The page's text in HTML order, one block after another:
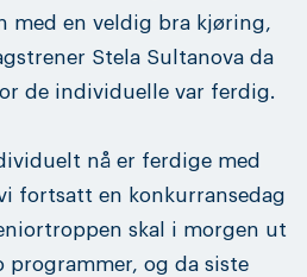
med en veldig bra kjøring,
Stela Sultanova da
de individuelle var ferdig.
nå er ferdige med
fortsatt en konkurransedag
skal i morgen ut
programmer, og da siste